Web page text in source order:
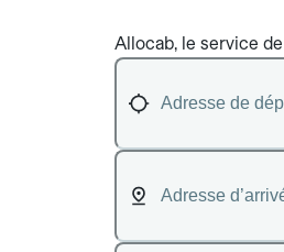
Allocab, le service